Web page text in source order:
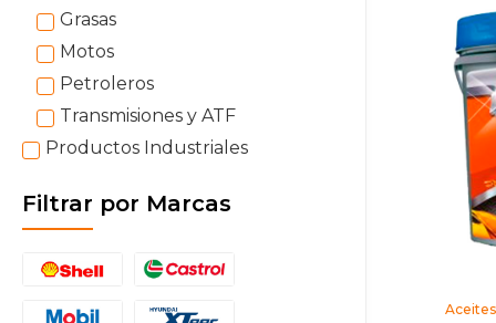
Grasas
Motos
Petroleros
Transmisiones y ATF
Productos Industriales
Filtrar por Marcas
Aceites